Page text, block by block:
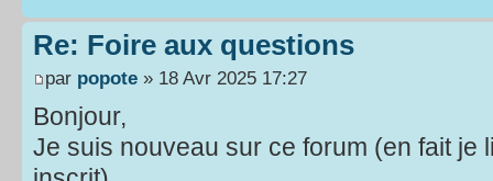
Re: Foire aux questions
par popote » 18 Avr 2025 17:27
Bonjour,
Je suis nouveau sur ce forum (en fait je